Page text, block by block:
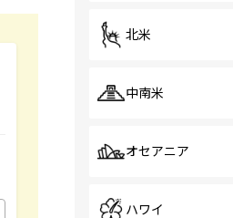
北米
中南米
オセアニア
ハワイ